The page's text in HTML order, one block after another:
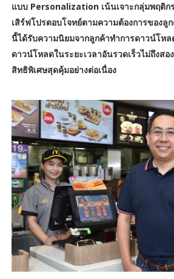
แบบ Personalization เน้นเจาะกลุ่มพฤติก
เสิร์ฟโปรตอบโจทย์ตามความต้องการของ
นี้ได้รับความนิยมจากลูกค้าทำการดาวน์โห
ดาวน์โหลดในระยะเวลาอันรวดเร็วไม่ถึงส
สิทธิพิเศษสุดคุ้มอย่างต่อเนื่อง